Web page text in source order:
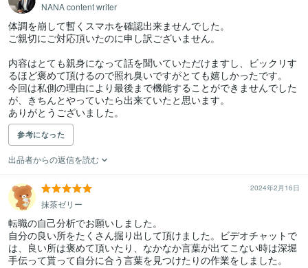
NANA content writer
体調を崩して暫くスマホを確認出来ませんでした。
ご親切にご対応頂いたのに申し訳ございません。
内容はとても親身になって話を聞いていただけますし、ビックリす
るほど褒めて頂けるので照れ臭いですがとても嬉しかったです。
今回は私側の理由により最後まで機能することができませんでした
が、きちんとやっていたら出来ていたと思います。
ありがとうございました。
参考になった
出品者からの返信を読む
2024年2月16日
抹茶ゼリー
転職の自己分析でお願いしました。
自分の良い所をたくさん掘り出して頂けました。ビデオチャットで
は、良い所は褒めて頂いたり、なかなか言葉が出てこない時は深堀
手伝って貰って自分に合う言葉を見つけたりの作業をしました。